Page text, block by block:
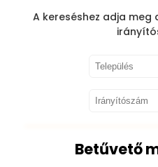
A kereséshez adja
Betűvető